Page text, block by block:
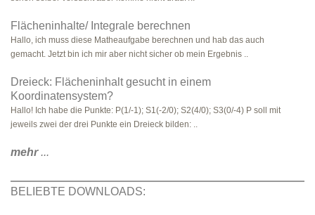
Flächeninhalte/ Integrale berechnen
Hallo, ich muss diese Matheaufgabe berechnen und hab das auch
gemacht. Jetzt bin ich mir aber nicht sicher ob mein Ergebnis ..
Dreieck: Flächeninhalt gesucht in einem
Koordinatensystem?
Hallo! Ich habe die Punkte: P(1/-1); S1(-2/0); S2(4/0); S3(0/-4) P soll mit
jeweils zwei der drei Punkte ein Dreieck bilden: ..
mehr...
BELIEBTE DOWNLOADS: